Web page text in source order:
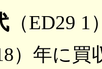
（ED29 1
）年に買